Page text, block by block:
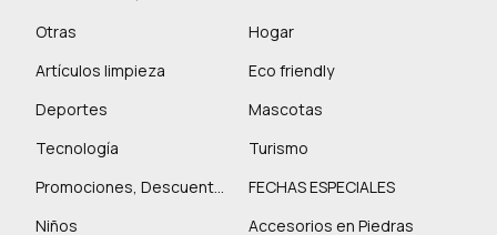
Otras
Hogar
Artículos limpieza
Eco friendly
Deportes
Mascotas
Tecnología
Turismo
Promociones, Descuentos y más
FECHAS ESPECIALES
Niños
Accesorios en Piedras